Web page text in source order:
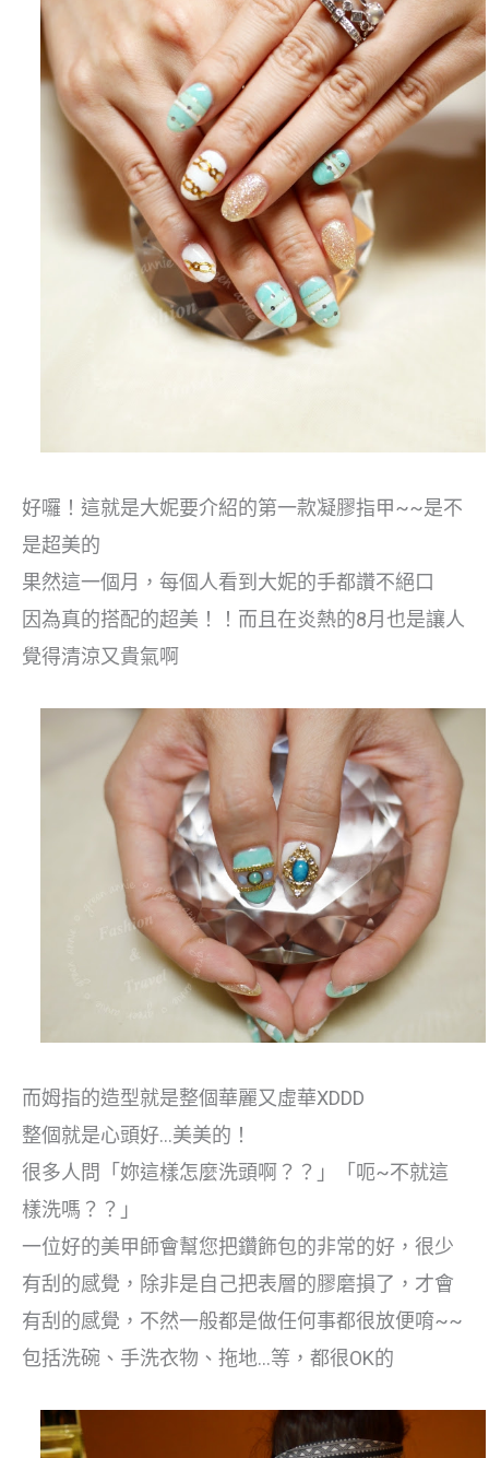
好囉！這就是大妮要介紹的第一款凝膠指甲~~是不
是超美的
果然這一個月，每個人看到大妮的手都讚不絕口
因為真的搭配的超美！！而且在炎熱的8月也是讓人
覺得清涼又貴氣啊
而姆指的造型就是整個華麗又虛華XDDD
整個就是心頭好…美美的！
很多人問「妳這樣怎麼洗頭啊？？」「呃~不就這
樣洗嗎？？」
一位好的美甲師會幫您把鑽飾包的非常的好，很少
有刮的感覺，除非是自己把表層的膠磨損了，才會
有刮的感覺，不然一般都是做任何事都很放便唷~~
包括洗碗、手洗衣物、拖地…等，都很OK的